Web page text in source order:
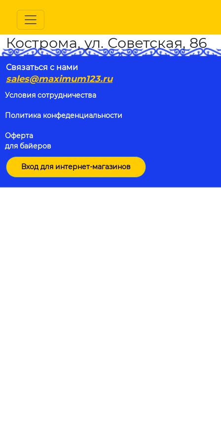
Кострома, ул. Советская, 86
Связаться с нами
sales@maximum123.ru
Условия сотрудничества
Политика конфеденциальности
Оферта
для байеров
Вход для интернет-магазинов